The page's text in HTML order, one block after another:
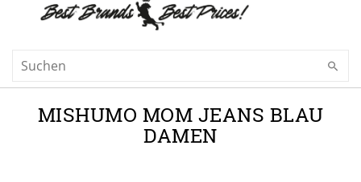
MISHUMO MOM JEANS BLAU
DAMEN